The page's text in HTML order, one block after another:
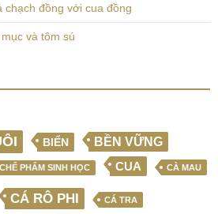
chạch đồng với cua đồng
và tôm sú
BIỂN BỀN VỮNG
CHẾ PHẨM SINH HỌC CUA CÀ MAU
CÁ RÔ PHI CÁ TRA